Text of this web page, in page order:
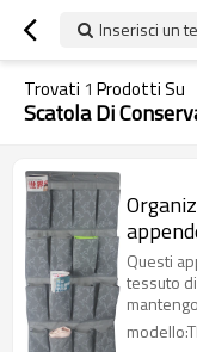
Inserisci un
Trovati 1 Prodotti Su
Scatola Di
Questi
tessuto